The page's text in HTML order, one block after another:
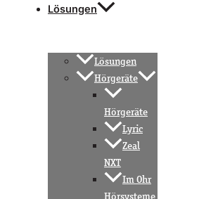
Lösungen
Lösungen
Hörgeräte
Hörgeräte
Lyric
Zeal
NXT
Im Ohr